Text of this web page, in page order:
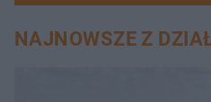
NAJNOWSZE Z